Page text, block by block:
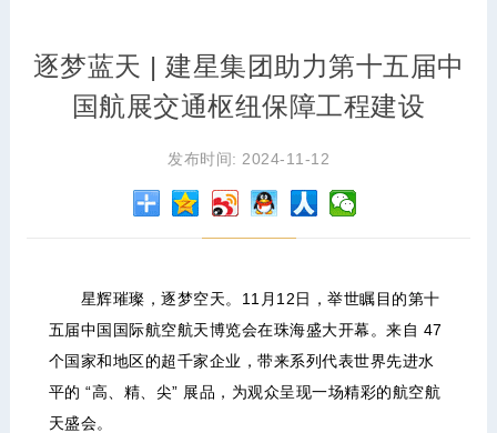
逐梦蓝天 | 建星集团助力第十五届中
国航展交通枢纽保障工程建设
发布时间: 2024-11-12
星辉璀璨，逐梦空天。11月12日，举世瞩目的第十
五届中国国际航空航天博览会在珠海盛大开幕。来自 47
个国家和地区的超千家企业，带来系列代表世界先进水
平的 “高、精、尖” 展品，为观众呈现一场精彩的航空航
天盛会。